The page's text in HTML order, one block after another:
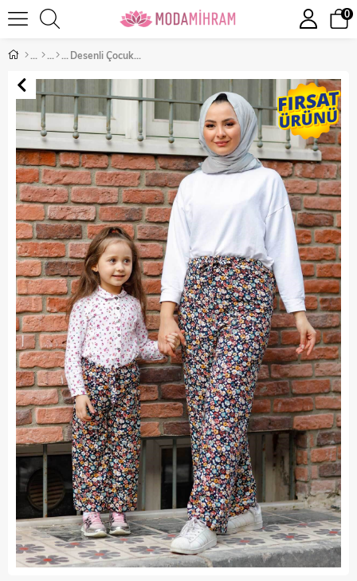
0
Desenli Çocuk Pantolon Siyah 10628